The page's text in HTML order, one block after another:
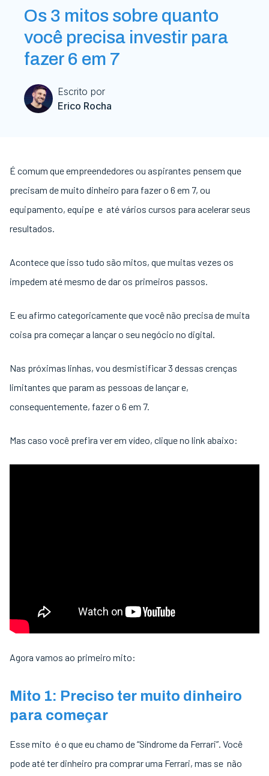
Os 3 mitos sobre quanto
você precisa investir para
fazer 6 em 7
Escrito por
Erico Rocha
É comum que empreendedores ou aspirantes pensem que
precisam de muito dinheiro para fazer o 6 em 7, ou
equipamento, equipe e até vários cursos para acelerar seus
resultados.
Acontece que isso tudo são mitos, que muitas vezes os
impedem até mesmo de dar os primeiros passos.
E eu afirmo categoricamente que você não precisa de muita
coisa pra começar a lançar o seu negócio no digital.
Nas próximas linhas, vou desmistificar 3 dessas crenças
limitantes que param as pessoas de lançar e,
consequentemente, fazer o 6 em 7.
Mas caso você prefira ver em vídeo, clique no link abaixo:
Agora vamos ao primeiro mito:
Mito 1: Preciso ter muito dinheiro
para começar
Esse mito é o que eu chamo de “Síndrome da Ferrari”. Você
pode até ter dinheiro pra comprar uma Ferrari, mas se não